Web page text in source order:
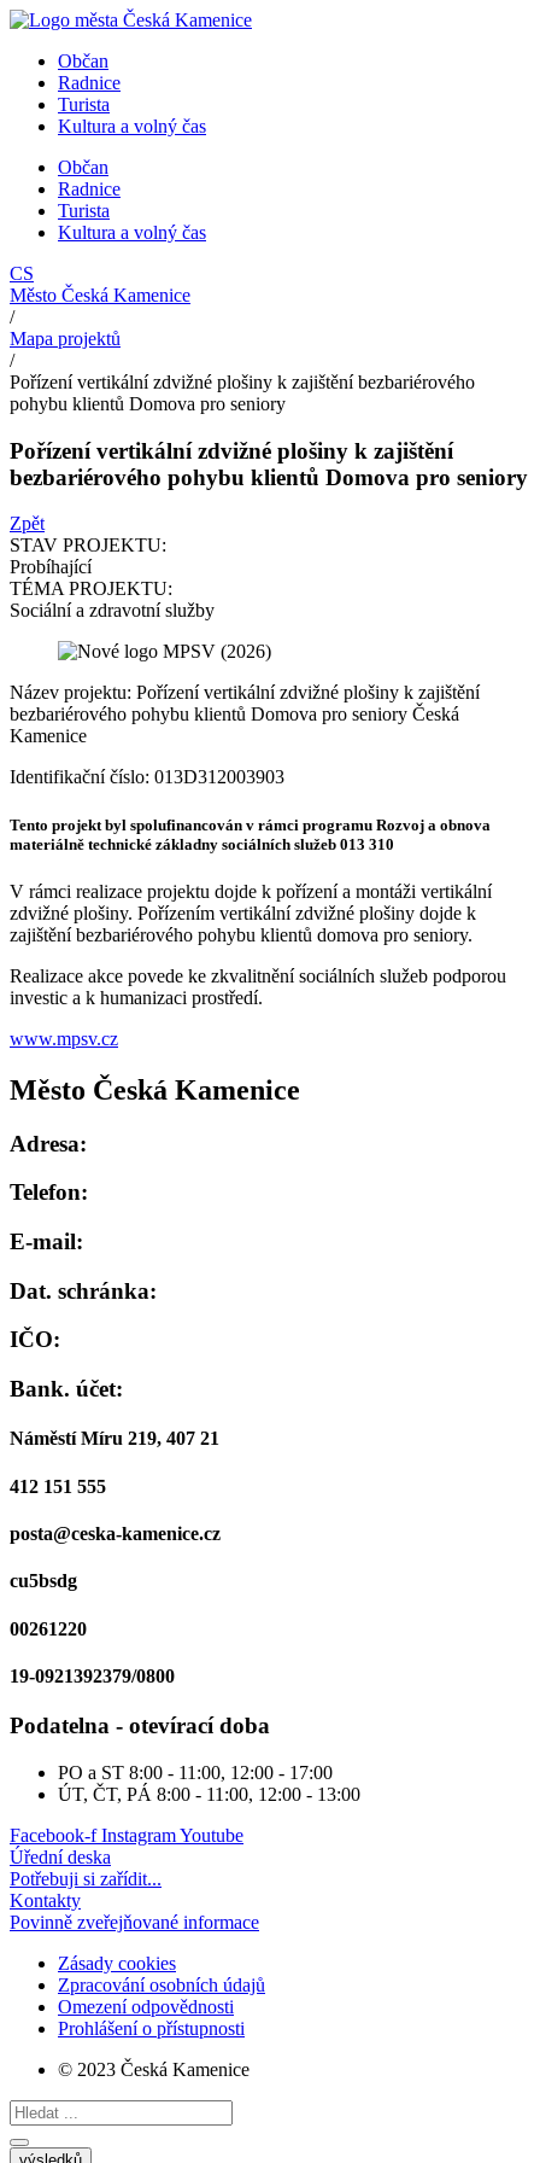
Přejít
obsahuObčan
Radnice
Turista
Kultura a volný čas
Občan
Radnice
Turista
Kultura a volný čas
CS
Město Česká Kamenice
/
Mapa projektů
/
Pořízení vertikální zdvižné plošiny k zajištění bezbariérového
pohybu klientů Domova pro seniory
Pořízení vertikální zdvižné plošiny k zajištění
bezbariérového pohybu klientů Domova pro seniory
Zpět
STAV PROJEKTU:
Probíhající
TÉMA PROJEKTU:
Sociální a zdravotní služby
Název projektu: Pořízení vertikální zdvižné plošiny k zajištění
bezbariérového pohybu klientů Domova pro seniory Česká
Kamenice
Identifikační číslo: 013D312003903
Tento projekt byl spolufinancován v rámci programu Rozvoj a obnova
materiálně technické základny sociálních služeb 013 310
V rámci realizace projektu dojde k pořízení a montáži vertikální
zdvižné plošiny. Pořízením vertikální zdvižné plošiny dojde k
zajištění bezbariérového pohybu klientů domova pro seniory.
Realizace akce povede ke zkvalitnění sociálních služeb podporou
investic a k humanizaci prostředí.
www.mpsv.cz
Město Česká Kamenice
Adresa:
Telefon:
E-mail:
Dat. schránka:
IČO:
Bank. účet:
Náměstí Míru 219, 407 21
412 151 555
posta@ceska-kamenice.cz
cu5bsdg
00261220
19-0921392379/0800
Podatelna - otevírací doba
PO a ST 8:00 - 11:00, 12:00 - 17:00
ÚT, ČT, PÁ 8:00 - 11:00, 12:00 - 13:00
Facebook-f InstagramYoutube
Úřední deska
Potřebuji si zařídit...
Kontakty
Povinně zveřejňované informace
Zásady cookies
Zpracování osobních údajů
Omezení odpovědnosti
Prohlášení o přístupnosti
© 2023 Česká Kamenice
Search
...